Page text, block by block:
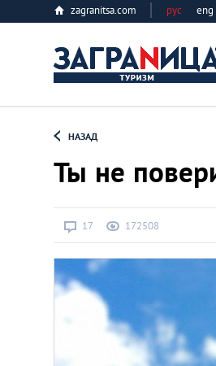
zagranitsa.com рус eng
Алматы
Афины
НАЗАД
Ты не
17 172508